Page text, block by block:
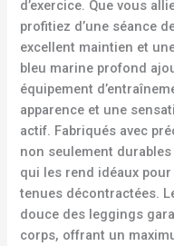
d’exercice. Que vous
profitiez d’une séance
excellent maintien et
bleu marine profond
équipement
apparence et une
actif. Fabriqués avec
non seulement
qui les rend idéaux
tenues décontractées.
douce des leggings
corps, offrant un